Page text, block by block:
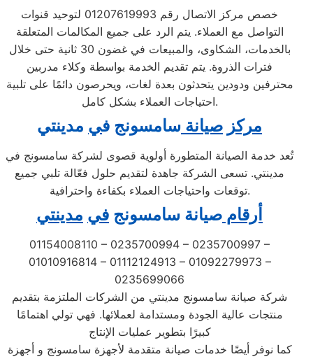
خصص مركز الاتصال رقم 01207619993 لتوحيد قنوات
التواصل مع العملاء. يتم الرد على جميع المكالمات المتعلقة
بالخدمات، الشكاوى، والمبيعات في غضون 30 ثانية حتى خلال
فترات الذروة. يتم تقديم الخدمة بواسطة وكلاء مدربين
محترفين ودودين يتحدثون بعدة لغات، ويحرصون دائمًا على تلبية
احتياجات العملاء بشكل كامل.
مركز صيانة سامسونج في مدينتي
تُعد خدمة الصيانة المتطورة أولوية قصوى لشركة سامسونج في
مدينتي. تسعى الشركة جاهدة لتقديم حلول فعّالة تلبي جميع
توقعات واحتياجات العملاء بكفاءة واحترافية.
أرقام صيانة سامسونج في مدينتي
01154008110 – 0235700994 – 0235700997 –
01010916814 – 01112124913 – 01092279973 –
0235699066
شركة صيانة سامسونج مدينتي من الشركات الملتزمة بتقديم
منتجات عالية الجودة ومستدامة لعملائها. فهي تولي اهتمامًا
كبيرًا بتطوير عمليات الإنتاج
كما نوفر أيضًا خدمات صيانة متقدمة لأجهزة سامسونج و أجهزة